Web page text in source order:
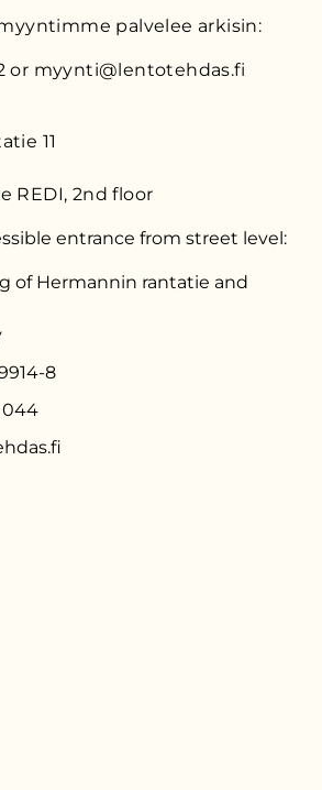
palvelee arkisin:
or myynti@lentotehdas.fi
11
REDI, 2nd floor
entrance from street level:
of Hermannin rantatie and
8
044